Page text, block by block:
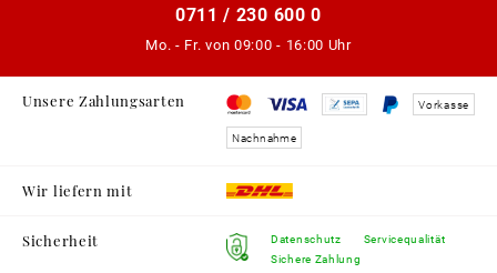
0711 / 230 600 0
Mo. - Fr. von 09:00 - 16:00 Uhr
Unsere Zahlungsarten Vorkasse
Nachnahme
Wir liefern mit
Sicherheit
Datenschutz
Sichere Zahlung
Servicequalität